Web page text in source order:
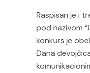
Raspisan je i
pod nazivom
konkurs je
Dana